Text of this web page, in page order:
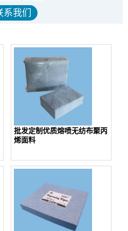
批发定制优质熔喷无纺布聚丙
烯面料